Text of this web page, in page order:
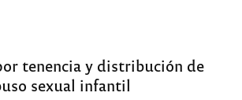
tenencia y distribución de
sexual infantil